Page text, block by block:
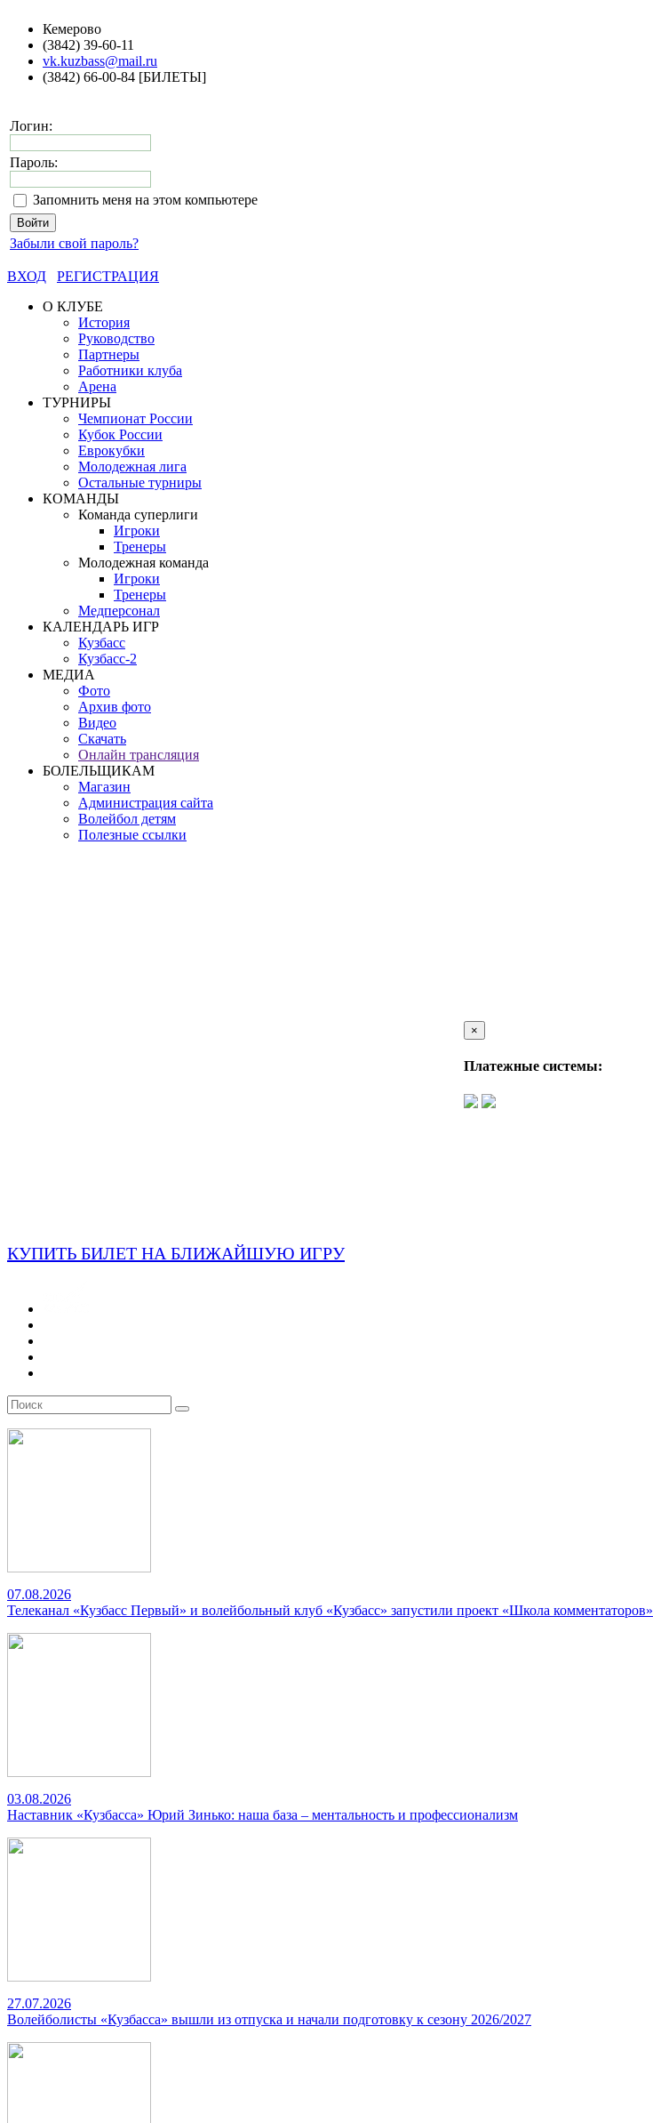
Кемерово
(3842) 39-60-11
vk.kuzbass@mail.ru
(3842) 66-00-84 [БИЛЕТЫ]
Логин:
Пароль:
Запомнить меня на этом компьютере
Забыли свой пароль?
ВХОД
РЕГИСТРАЦИЯ
О КЛУБЕ
История
Руководство
Партнеры
Работники клуба
Арена
ТУРНИРЫ
Чемпионат России
Кубок России
Еврокубки
Молодежная лига
Остальные турниры
КОМАНДЫ
Команда суперлиги
Игроки
Тренеры
Молодежная команда
Игроки
Тренеры
Медперсонал
КАЛЕНДАРЬ ИГР
Кузбасс
Кузбасс-2
МЕДИА
Фото
Архив фото
Видео
Скачать
Онлайн трансляция
БОЛЕЛЬЩИКАМ
Магазин
Администрация сайта
Волейбол детям
Полезные ссылки
×
Платежные системы:
КУПИТЬ БИЛЕТ НА БЛИЖАЙШУЮ ИГРУ
07.08.2026
Телеканал «Кузбасс Первый» и волейбольный клуб «Кузбасс» запустили проект «Школа комментаторов»
03.08.2026
Наставник «Кузбасса» Юрий Зинько: наша база – ментальность и профессионализм
27.07.2026
Волейболисты «Кузбасса» вышли из отпуска и начали подготовку к сезону 2026/2027